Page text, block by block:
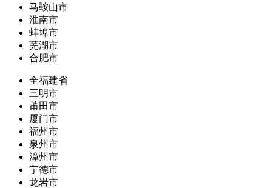
马鞍山市
淮南市
蚌埠市
芜湖市
合肥市
全福建省
三明市
莆田市
厦门市
福州市
泉州市
漳州市
宁德市
龙岩市